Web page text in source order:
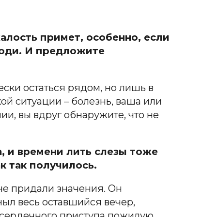
примет, особенно, если
И предложите
остаться рядом, но лишь в
ситуации – болезнь, ваша или
вы вдруг обнаружите, что не
и времени лить слезы тоже
так получилось.
придали значения. Он
весь оставшийся вечер,